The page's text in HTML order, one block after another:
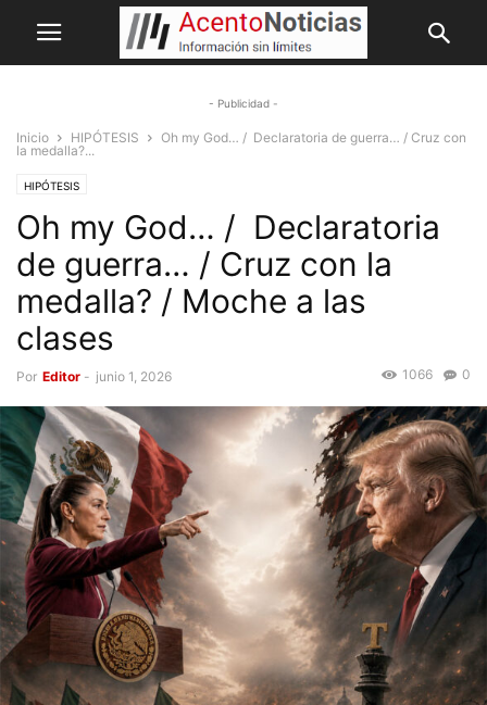
- Publicidad -
Inicio HIPÓTESIS
Oh my God… / Declaratoria de guerra… / Cruz con
la medalla?...
HIPÓTESIS
Oh my God… / Declaratoria
de guerra… / Cruz con la
medalla? / Moche a las
clases
Por Editor - junio 1, 2026 0
1066